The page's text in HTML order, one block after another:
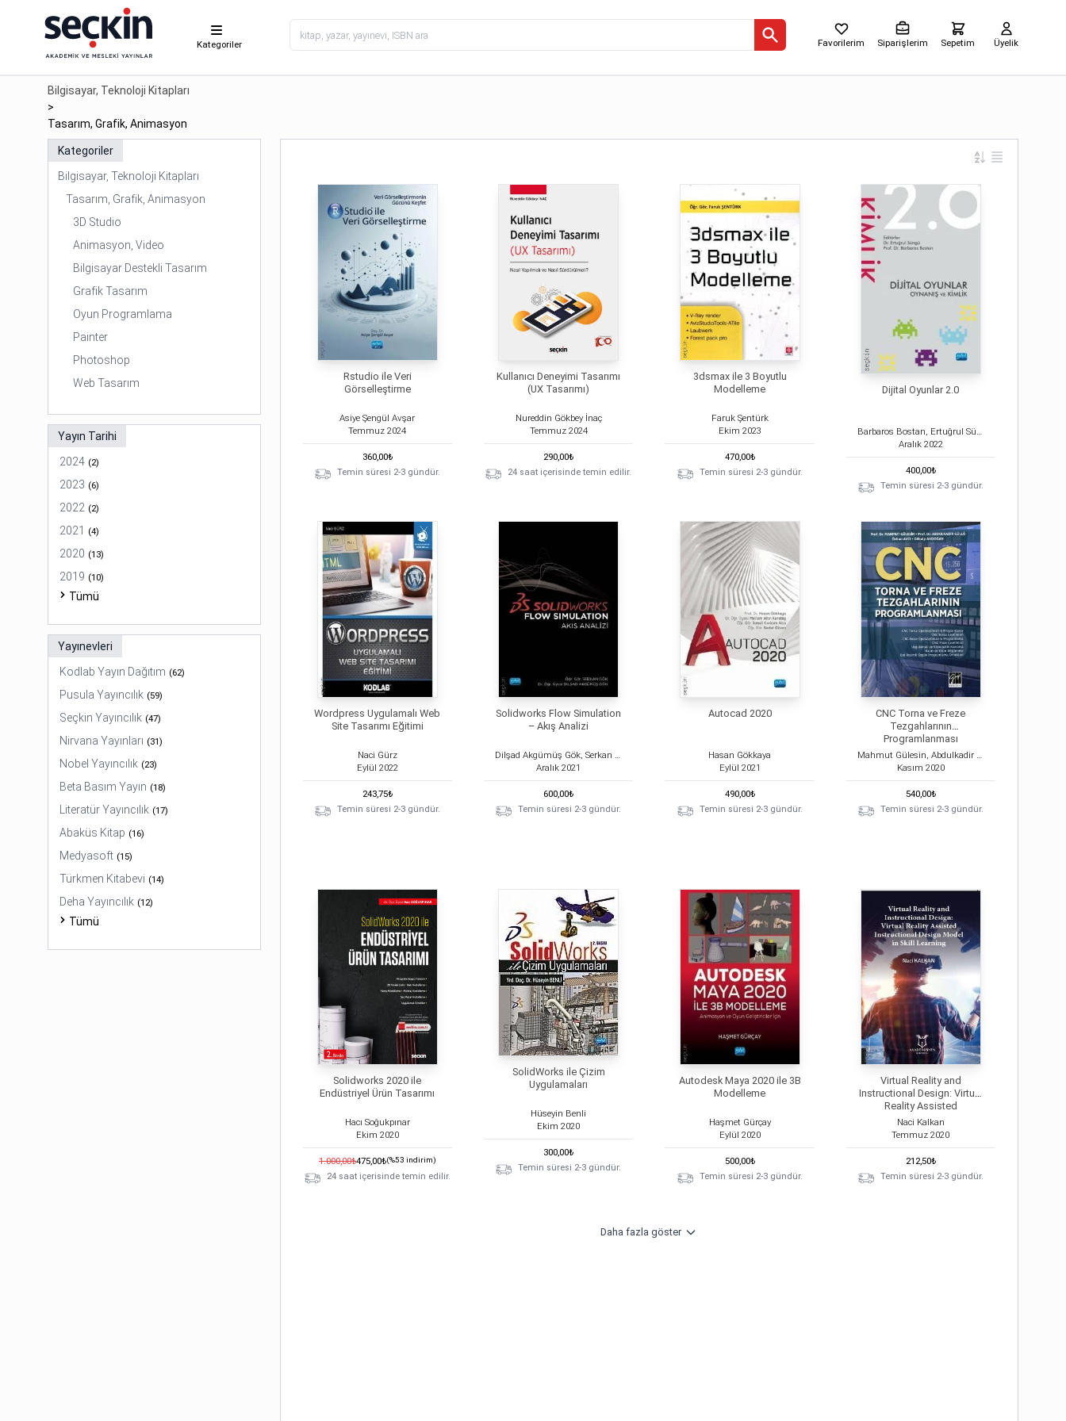
Kategoriler Favorilerim Siparişlerim Sepetim Üyelik
Bilgisayar, Teknoloji Kitapları
>
Tasarım, Grafik, Animasyon
Kategoriler
Bilgisayar, Teknoloji Kitapları
Tasarım, Grafik, Animasyon
3D Studio
Animasyon, Video
Bilgisayar Destekli Tasarım
Grafik Tasarım
Oyun Programlama
Painter
Photoshop
Web Tasarım
Yayın Tarihi
2024 (2)
2023 (6)
2022 (2)
2021 (4)
2020 (13)
2019 (10)
Tümü
Yayınevleri
Kodlab Yayın Dağıtım (62)
Pusula Yayıncılık (59)
Seçkin Yayıncılık (47)
Nirvana Yayınları (31)
Nobel Yayıncılık (23)
Beta Basım Yayın (18)
Literatür Yayıncılık (17)
Abaküs Kitap (16)
Medyasoft (15)
Türkmen Kitabevi (14)
Deha Yayıncılık (12)
Tümü
Rstudio ile Veri
Görselleştirme
Asiye Şengül Avşar
Temmuz 2024
360,00₺
Temin süresi 2-3 gündür.
Kullanıcı Deneyimi Tasarımı
(UX Tasarımı)
Nureddin Gökbey İnaç
Temmuz 2024
290,00₺
24 saat içerisinde temin edilir.
3dsmax ile 3 Boyutlu
Modelleme
Faruk Şentürk
Ekim 2023
470,00₺
Temin süresi 2-3 gündür.
Dijital Oyunlar 2.0
Barbaros Bostan, Ertuğrul Süngü
Aralık 2022
400,00₺
Temin süresi 2-3 gündür.
Wordpress Uygulamalı Web
Site Tasarımı Eğitimi
Naci Gürz
Eylül 2022
243,75₺
Temin süresi 2-3 gündür.
Solidworks Flow Simulation
– Akış Analizi
Aralık 2021
600,00₺
Temin süresi 2-3 gündür.
Autocad 2020
Hasan Gökkaya
Eylül 2021
490,00₺
Temin süresi 2-3 gündür.
CNC Torna ve Freze
Tezgahlarının
Programlanması
Kasım 2020
540,00₺
Temin süresi 2-3 gündür.
Solidworks 2020 ile
Endüstriyel Ürün Tasarımı
Hacı Soğukpınar
Ekim 2020
1.000,00₺475,00₺(%53 indirim)
24 saat içerisinde temin edilir.
SolidWorks ile Çizim
Uygulamaları
Hüseyin Benli
Ekim 2020
300,00₺
Temin süresi 2-3 gündür.
Autodesk Maya 2020 ile 3B
Modelleme
Haşmet Gürçay
Eylül 2020
500,00₺
Temin süresi 2-3 gündür.
Virtual Reality and
Instructional Design: Virtual
Reality Assisted
Instructional Design Model
in Ski
Naci Kalkan
Temmuz 2020
212,50₺
Temin süresi 2-3 gündür.
Daha fazla göster